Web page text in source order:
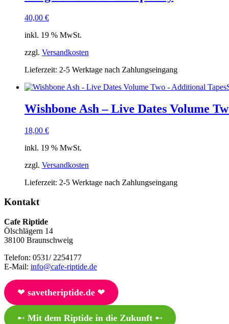
40,00 €
inkl. 19 % MwSt.
zzgl. Versandkosten
Lieferzeit: 2-5 Werktage nach Zahlungseingang
Wishbone Ash – Live Dates Volume
18,00 €
inkl. 19 % MwSt.
zzgl. Versandkosten
Lieferzeit: 2-5 Werktage nach Zahlungseingang
Kontakt
Cafe Riptide
Ölschlägern 14
38100 Braunschweig
Telefon: 0531/ 2254177
E-Mail: info@cafe-riptide.de
❤︎ savetheriptide.de❤︎
➸ Mit dem Riptide in die Zukunft➸